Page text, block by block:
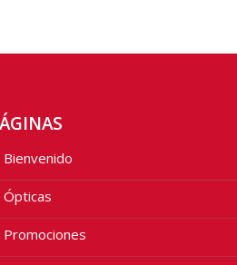
Bienvenido
Ópticas
Promociones